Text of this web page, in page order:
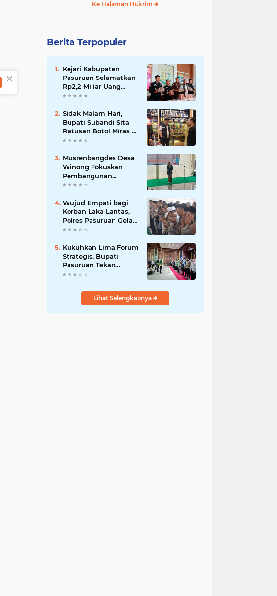
Ke Halaman Hukrim
Berita Terpopuler
Kejari Kabupaten
Pasuruan Selamatkan
Rp2,2 Miliar Uang
Negara dari Korupsi
Sidak Malam Hari,
Bupati Subandi Sita
Ratusan Botol Miras di
Kawasan Perumahan
Musrenbangdes Desa
Winong Fokuskan
Pembangunan
Berbasis Potensi Lokal,
Meski Dihantam
Efisiensi Anggaran
Wujud Empati bagi
Korban Laka Lantas,
Polres Pasuruan Gelar
Salat Ghaib dan Doa
Kukuhkan Lima Forum
Strategis, Bupati
Pasuruan Tekan
Pentingnya Program
Lihat Selengkapnya
×